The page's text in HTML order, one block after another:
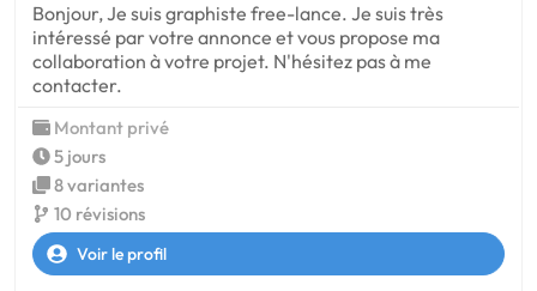
Bonjour, Je suis graphiste free-lance. Je suis très
intéressé par votre annonce et vous propose ma
collaboration à votre projet. N'hésitez pas à me
contacter.
Montant privé
5 jours
8 variantes
10 révisions
Voir le profil